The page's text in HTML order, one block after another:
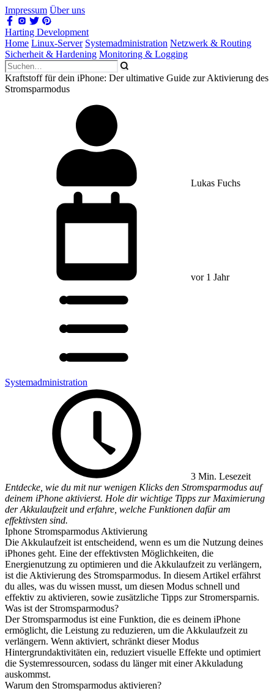
Impressum Über uns
Harting Development
Home Linux-Server Systemadministration Netzwerk & Routing
Sicherheit & Hardening Monitoring & Logging
Kraftstoff für dein iPhone: Der ultimative Guide zur Aktivierung des
Stromsparmodus
Lukas Fuchs
vor 1 Jahr
Systemadministration
3 Min. Lesezeit
Entdecke, wie du mit nur wenigen Klicks den Stromsparmodus auf
deinem iPhone aktivierst. Hole dir wichtige Tipps zur Maximierung
der Akkulaufzeit und erfahre, welche Funktionen dafür am
effektivsten sind.
Iphone Stromsparmodus Aktivierung
Die Akkulaufzeit ist entscheidend, wenn es um die Nutzung deines
iPhones geht. Eine der effektivsten Möglichkeiten, die
Energienutzung zu optimieren und die Akkulaufzeit zu verlängern,
ist die Aktivierung des Stromsparmodus. In diesem Artikel erfährst
du alles, was du wissen musst, um diesen Modus schnell und
effektiv zu aktivieren, sowie zusätzliche Tipps zur Stromersparnis.
Was ist der Stromsparmodus?
Der Stromsparmodus ist eine Funktion, die es deinem iPhone
ermöglicht, die Leistung zu reduzieren, um die Akkulaufzeit zu
verlängern. Wenn aktiviert, schränkt dieser Modus
Hintergrundaktivitäten ein, reduziert visuelle Effekte und optimiert
die Systemressourcen, sodass du länger mit einer Akkuladung
auskommst.
Warum den Stromsparmodus aktivieren?